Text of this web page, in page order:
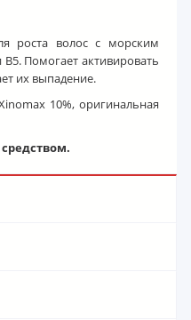
роста волос с морским
Помогает активировать
их выпадение.
10%, оригинальная